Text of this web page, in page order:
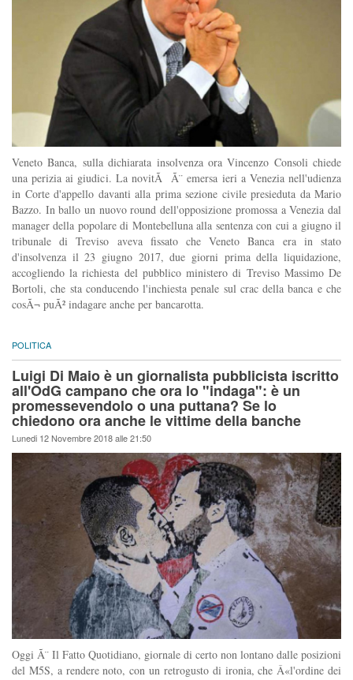
Veneto Banca, sulla dichiarata insolvenza ora Vincenzo Consoli chiede
una perizia ai giudici. La novitÃ Ã¨ emersa ieri a Venezia nell'udienza
in Corte d'appello davanti alla prima sezione civile presieduta da Mario
Bazzo. In ballo un nuovo round dell'opposizione promossa a Venezia dal
manager della popolare di Montebelluna alla sentenza con cui a giugno il
tribunale di Treviso aveva fissato che Veneto Banca era in stato
d'insolvenza il 23 giugno 2017, due giorni prima della liquidazione,
accogliendo la richiesta del pubblico ministero di Treviso Massimo De
Bortoli, che sta conducendo l'inchiesta penale sul crac della banca e che
cosÃ¬ puÃ² indagare anche per bancarotta.
POLITICA
Luigi Di Maio è un giornalista pubblicista iscritto
all'OdG campano che ora lo "indaga": è un
promessevendolo o una puttana? Se lo
chiedono ora anche le vittime della banche
Lunedi 12 Novembre 2018 alle 21:50
Oggi Ã¨ Il Fatto Quotidiano, giornale di certo non lontano dalle posizioni
del M5S, a rendere noto, con un retrogusto di ironia, che Â«l'ordine dei